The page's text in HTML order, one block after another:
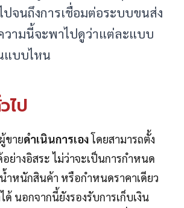
ปจนถึงการเชื่อมต่อระบบขนส่ง
ามนี้จะพาไปดูว่าแต่ละแบบ
แบบไหน
ไป
ขายดำเนินการเองโดยสามารถตั้ง
อย่างอิสระ ไม่ว่าจะเป็นการกำหนด
ำหนักสินค้า หรือกำหนดราคาเดียว
ด้ นอกจากนี้ยังรองรับการเก็บเงิน